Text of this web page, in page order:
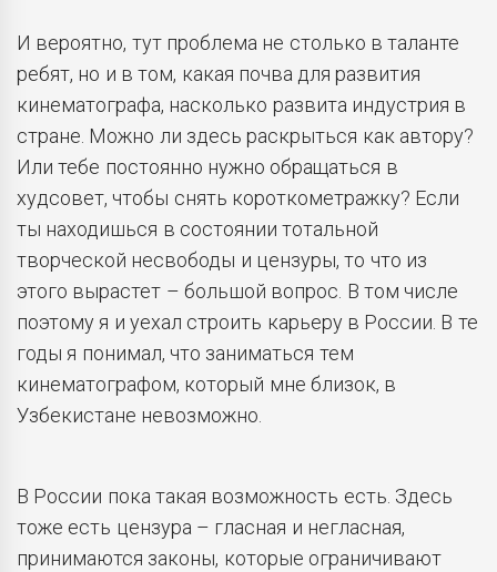
И вероятно, тут проблема не столько в таланте
ребят, но и в том, какая почва для развития
кинематографа, насколько развита индустрия в
стране. Можно ли здесь раскрыться как автору?
Или тебе постоянно нужно обращаться в
худсовет, чтобы снять короткометражку? Если
ты находишься в состоянии тотальной
творческой несвободы и цензуры, то что из
этого вырастет – большой вопрос. В том числе
поэтому я и уехал строить карьеру в России. В те
годы я понимал, что заниматься тем
кинематографом, который мне близок, в
Узбекистане невозможно.
В России пока такая возможность есть. Здесь
тоже есть цензура – гласная и негласная,
принимаются законы, которые ограничивают